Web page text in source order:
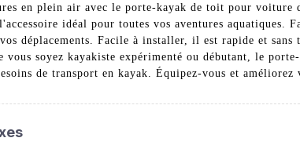
en plein air avec le porte-kayak de toit pour
idéal pour toutes vos aventures aquatiques.
déplacements. Facile à installer, il est rapide et
vous soyez kayakiste expérimenté ou débutant, le
de transport en kayak. Équipez-vous et